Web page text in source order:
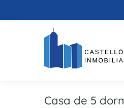
Casa de 5